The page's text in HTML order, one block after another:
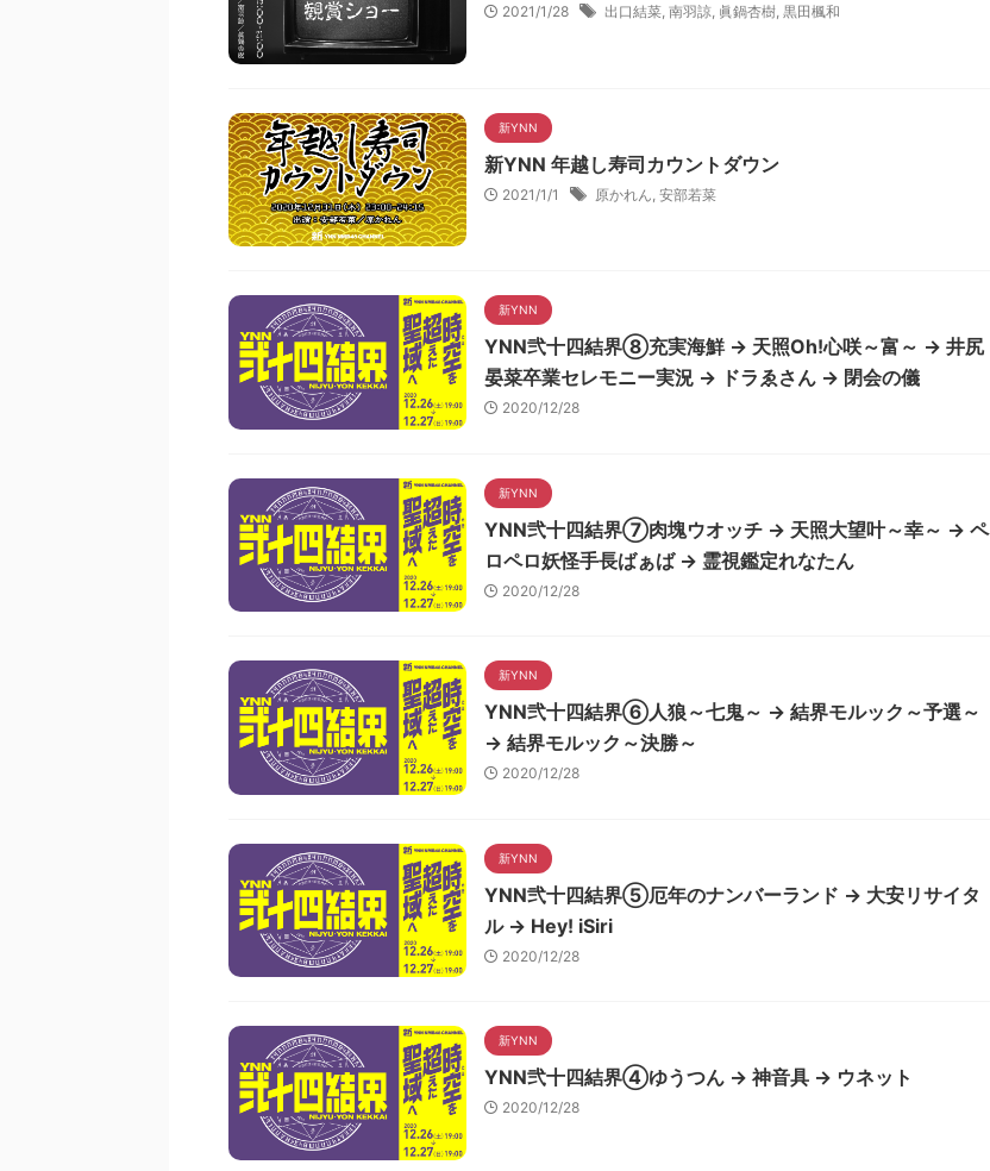
2021/1/28 出口結菜, 南羽諒, 眞鍋杏樹, 黒田楓和
新YNN
新YNN 年越し寿司カウントダウン
2021/1/1 原かれん 安部若菜
新YNN
YNN弐十四結界⑧充実海鮮 → 天照Oh!心咲～富～ → 井尻
晏菜卒業セレモニー実況 → ドラゑさん → 閉会の儀
2020/12/28
新YNN
YNN弐十四結界⑦肉塊ウオッチ → 天照大望叶～幸～ → ペ
ロペロ妖怪手長ばぁば → 霊視鑑定れなたん
2020/12/28
新YNN
YNN弐十四結界⑥人狼～七鬼～ → 結界モルック～予選～
→ 結界モルック～決勝～
2020/12/28
新YNN
YNN弐十四結界⑤厄年のナンバーランド → 大安リサイタ
ル → Hey! iSiri
2020/12/28
新YNN
YNN弐十四結界④ゆうつん → 神音具 → ウネット
2020/12/28